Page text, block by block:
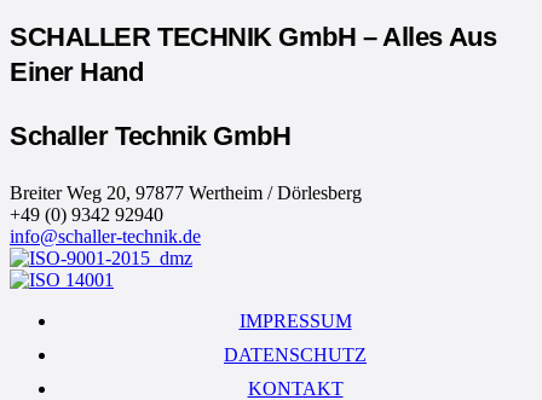
SCHALLER TECHNIK GmbH – Alles Aus
Einer Hand
Schaller Technik GmbH
Breiter Weg 20, 97877 Wertheim / Dörlesberg
+49 (0) 9342 92940
info@schaller-technik.de
IMPRESSUM
DATENSCHUTZ
KONTAKT